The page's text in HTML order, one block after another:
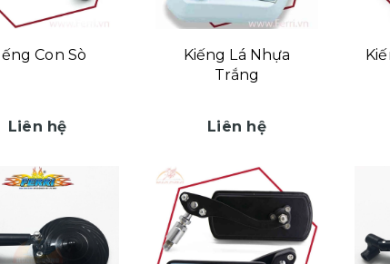
Con Sò
Liên hệ
Kiếng Lá Nhựa
Trắng
Liên hệ